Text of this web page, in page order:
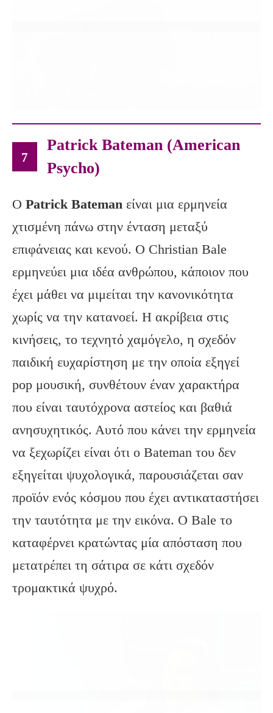
7
Patrick Bateman (American
Psycho)
Ο Patrick Bateman είναι μια ερμηνεία
χτισμένη πάνω στην ένταση μεταξύ
επιφάνειας και κενού. Ο Christian Bale
ερμηνεύει μια ιδέα ανθρώπου, κάποιον που
έχει μάθει να μιμείται την κανονικότητα
χωρίς να την κατανοεί. Η ακρίβεια στις
κινήσεις, το τεχνητό χαμόγελο, η σχεδόν
παιδική ευχαρίστηση με την οποία εξηγεί
pop μουσική, συνθέτουν έναν χαρακτήρα
που είναι ταυτόχρονα αστείος και βαθιά
ανησυχητικός. Αυτό που κάνει την ερμηνεία
να ξεχωρίζει είναι ότι ο Bateman του δεν
εξηγείται ψυχολογικά, παρουσιάζεται σαν
προϊόν ενός κόσμου που έχει αντικαταστήσει
την ταυτότητα με την εικόνα. Ο Bale το
καταφέρνει κρατώντας μία απόσταση που
μετατρέπει τη σάτιρα σε κάτι σχεδόν
τρομακτικά ψυχρό.